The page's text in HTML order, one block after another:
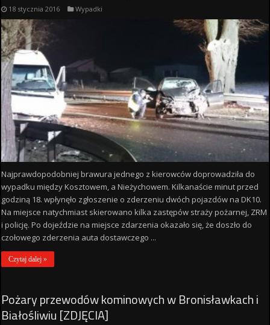
18 stycznia 2016 Wypadki
Najprawdopodobniej brawura jednego z kierowców doprowadziła do
wypadku między Kosztowem, a Nieżychowem. Kilkanaście minut przed
godziną 18. wpłynęło zgłoszenie o zderzeniu dwóch pojazdów na DK10.
Na miejsce natychmiast skierowano kilka zastępów straży pożarnej, ZRM
i policję. Po dojeździe na miejsce zdarzenia okazało się, że doszło do
czołowego zderzenia auta dostawczego ...
Czytaj dalej »
Pożary przewodów kominowych w Bronisławkach i
Białośliwiu [ZDJĘCIA]